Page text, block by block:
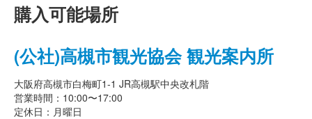
購入可能場所
(公社)高槻市観光協会 観光案内所
大阪府高槻市白梅町1-1 JR高槻駅中央改札階
営業時間：10:00〜17:00
定休日：月曜日